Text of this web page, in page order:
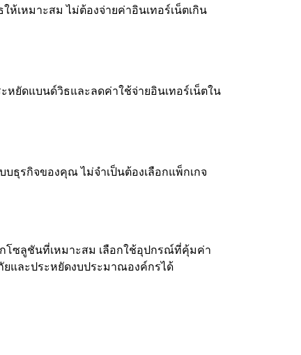
เหมาะสม ไม่ต้องจ่ายค่าอินเทอร์เน็ตเกิน
หยัดแบนด์วิธและลดค่าใช้จ่ายอินเทอร์เน็ตใน
ธุรกิจของคุณ ไม่จำเป็นต้องเลือกแพ็กเกจ
กโซลูชันที่เหมาะสม เลือกใช้อุปกรณ์ที่คุ้มค่า
และประหยัดงบประมาณองค์กรได้